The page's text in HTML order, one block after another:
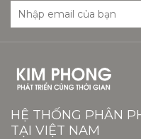
HỆ THỐNG PHÂN
TẠI VIỆT NAM